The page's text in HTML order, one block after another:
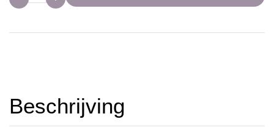
Beschrijving